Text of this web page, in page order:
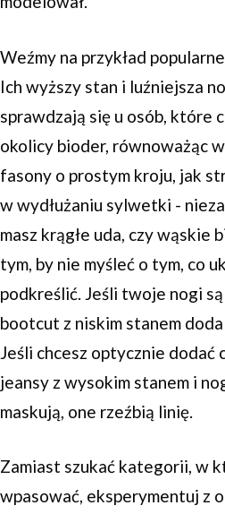
Weźmy na przykład
Ich wyższy stan i luźniejsza
sprawdzają się u osób, które
okolicy bioder, równoważąc
fasony o prostym kroju, jak
w wydłużaniu sylwetki -
masz krągłe uda, czy wąskie
tym, by nie myśleć o tym, co
podkreślić. Jeśli twoje nogi
bootcut z niskim stanem
Jeśli chcesz optycznie
jeansy z wysokim stanem i
maskują, one rzeźbią linię.
Zamiast szukać kategorii, w
wpasować, eksperymentuj z